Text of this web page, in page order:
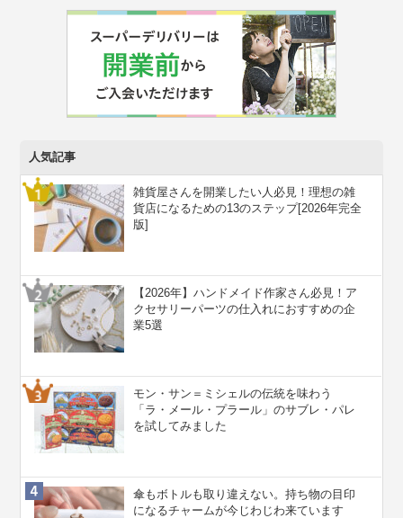
人気記事
雑貨屋さんを開業したい人必見！理想の雑
貨店になるための13のステップ[2026年完全
版]
【2026年】ハンドメイド作家さん必見！ア
クセサリーパーツの仕入れにおすすめの企
業5選
モン・サン＝ミシェルの伝統を味わう
「ラ・メール・プラール」のサブレ・パレ
を試してみました
傘もボトルも取り違えない。持ち物の目印
になるチャームが今じわじわ来ています